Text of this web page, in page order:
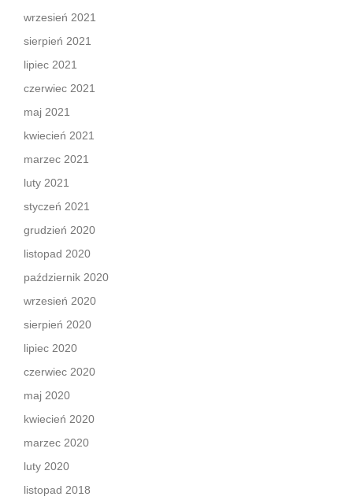
wrzesień 2021
sierpień 2021
lipiec 2021
czerwiec 2021
maj 2021
kwiecień 2021
marzec 2021
luty 2021
styczeń 2021
grudzień 2020
listopad 2020
październik 2020
wrzesień 2020
sierpień 2020
lipiec 2020
czerwiec 2020
maj 2020
kwiecień 2020
marzec 2020
luty 2020
listopad 2018